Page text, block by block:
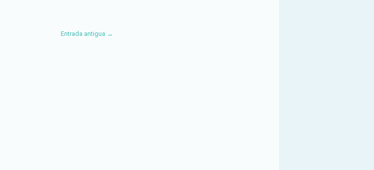
Entrada antigua →